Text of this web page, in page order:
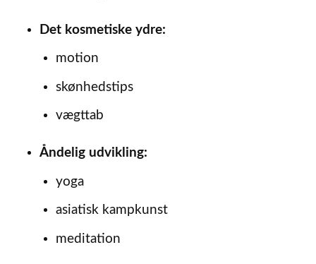
Det kosmetiske ydre:
motion
skønhedstips
vægttab
Åndelig udvikling:
yoga
asiatisk kampkunst
meditation